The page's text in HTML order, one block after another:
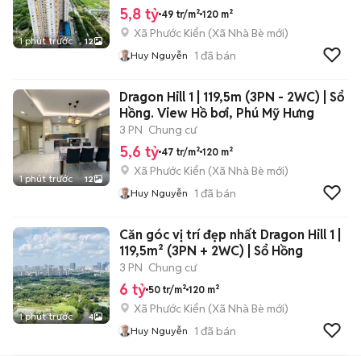
1 phút trước 12
5,8 tỷ 49 tr/m² 120 m²
Xã Phước Kiển (Xã Nhà Bè mới)
Huy Nguyễn 1 đã bán
1 phút trước 12
Dragon Hill 1 | 119,5m (3PN - 2WC) | Sổ
Hồng. View Hồ bơi, Phú Mỹ Hưng
3 PN Chung cư
5,6 tỷ 47 tr/m² 120 m²
Xã Phước Kiển (Xã Nhà Bè mới)
Huy Nguyễn 1 đã bán
1 phút trước 4
Căn góc vị trí đẹp nhất Dragon Hill 1 |
119,5m² (3PN + 2WC) | Sổ Hồng
3 PN Chung cư
6 tỷ 50 tr/m² 120 m²
Xã Phước Kiển (Xã Nhà Bè mới)
Huy Nguyễn 1 đã bán